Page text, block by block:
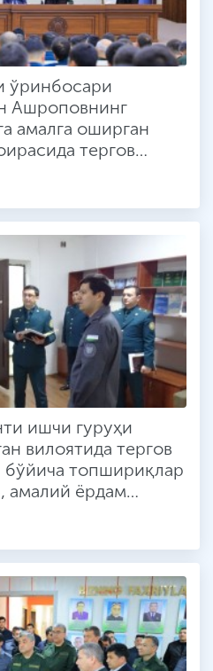
ўринбосари
Ашроповнинг
амалга оширган
тергов
семинар
ишчи гуруҳи
вилоятида тергов
топшириқлар
амалий ёрдам